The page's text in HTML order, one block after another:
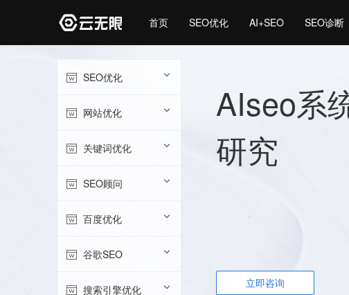
首页 SEO优化 AI+SEO SEO诊断
AIseo系
研究
立即咨询
SEO优化
网站优化
关键词优化
SEO顾问
百度优化
谷歌SEO
搜索引擎优化